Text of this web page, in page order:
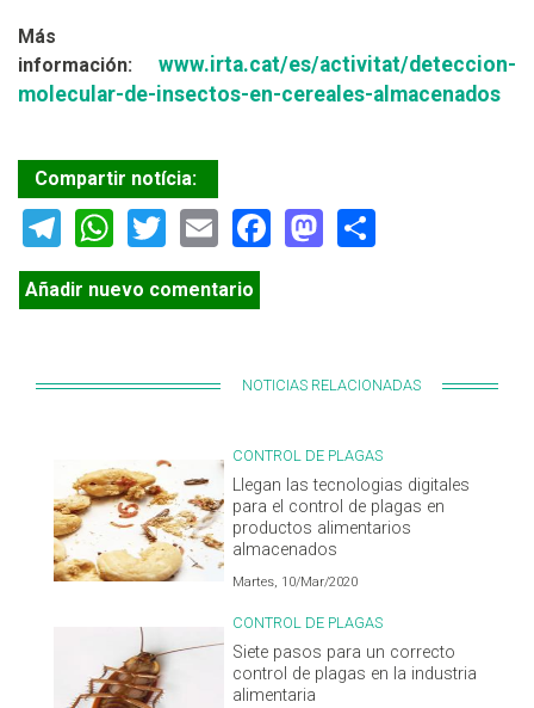
Más
información:
www.irta.cat/es/activitat/deteccion-
molecular-de-insectos-en-cereales-almacenados
Compartir notícia:
Telegram
WhatsApp
TwitterEmailFacebook
Mastodon
Añadir nuevo comentario
NOTICIAS RELACIONADAS
CONTROL DE PLAGAS
Llegan las tecnologias digitales
para el control de plagas en
productos alimentarios
almacenados
Martes, 10/Mar/2020
CONTROL DE PLAGAS
Siete pasos para un correcto
control de plagas en la industria
alimentaria